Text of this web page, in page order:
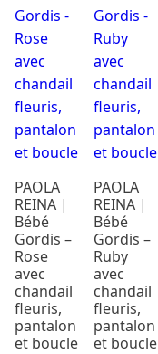
PAOLA
REINA |
Bébé
Gordis –
Rose
avec
chandail
fleuris,
pantalon
et boucle
PAOLA
REINA |
Bébé
Gordis –
Ruby
avec
chandail
fleuris,
pantalon
et boucle